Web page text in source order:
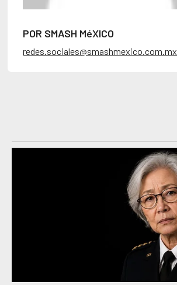
POR SMASH MéXICO
redes.sociales@smashmexico.com.mx